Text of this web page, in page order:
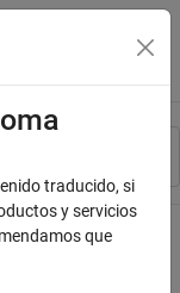
traducido, si
y servicios
que